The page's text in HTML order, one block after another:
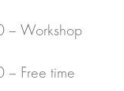
– Workshop
Free time